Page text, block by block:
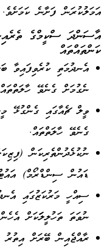
އަމަލުކުރަން ފަށާނެ ކަމަށެވެ.
އާސަންދަ ސްކީމްގެ
ކަންތައްތައް
އެނދުމަތި ކުރެވިފައިވާ
ނެގުމަށް ގެނެވޭ ހާލަތްތައް
ވީލް ޗެއާގައި ގެންގުޅޭ
ގެނެވޭ ހާލަތްތައް.
ނުކުޅެދުންތެރިކަން
ޑައުން ސިންޑްރޯމް)
ސިއްހީ މަރުކަޒުގައި
ނުވަތަ ތަހުލީލަަކަށް
ރާއްޖެއިން ބޭރަށް އިތުރު